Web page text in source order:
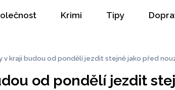
Krimi Tipy
v kraji budou od pondělí jezdit stejně jako před
od pondělí jezdit